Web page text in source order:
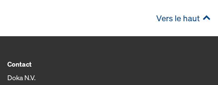
Vers le haut
Contact
Doka N.V.